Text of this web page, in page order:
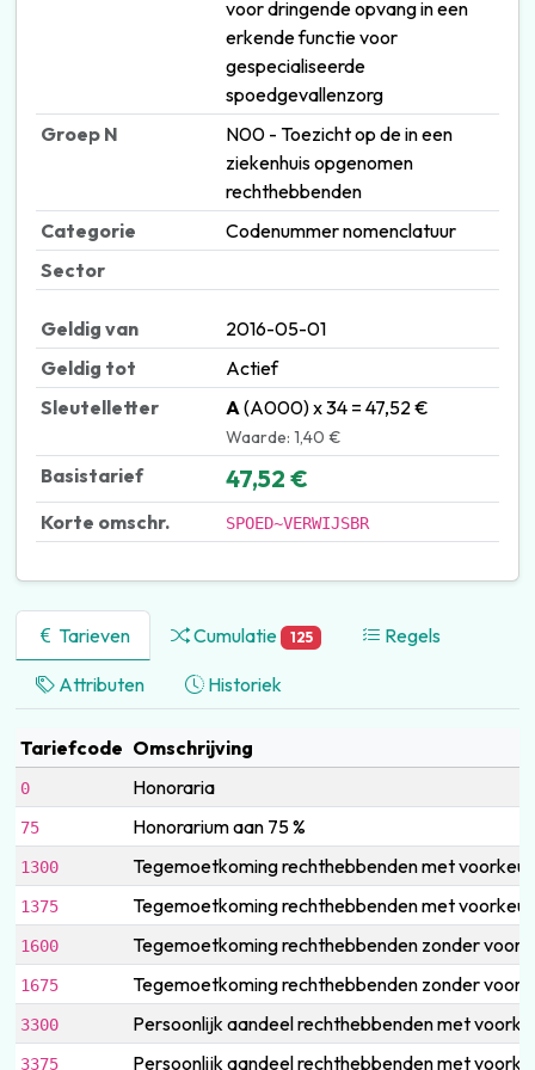
voor dringende opvang in een
erkende functie voor
gespecialiseerde
spoedgevallenzorg
Groep N
N00 - Toezicht op de in een
ziekenhuis opgenomen
rechthebbenden
Categorie
Codenummer nomenclatuur
Sector
Geldig van
2016-05-01
Geldig tot
Actief
Sleutelletter
A (A000) x 34 = 47,52 €
Waarde: 1,40 €
Basistarief 47,52 €
Korte omschr. SPOED~VERWIJSBR
Tarieven Cumulatie 125 Regels
Attributen Historiek
Tariefcode Omschrijving
0 Honoraria
75 Honorarium aan 75 %
1300 Tegemoetkoming rechthebbenden met
1375 Tegemoetkoming rechthebbenden met
1600 Tegemoetkoming rechthebbenden zonder
1675 Tegemoetkoming rechthebbenden zonder
3300 Persoonlijk aandeel rechthebbenden met
3375 Persoonlijk aandeel rechthebbenden met